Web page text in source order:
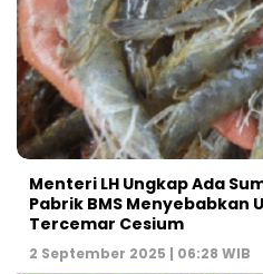
Menteri LH Ungkap Ada
Pabrik BMS Menyebabkan
Tercemar Cesium
2 September 2025 | 06:28 WIB